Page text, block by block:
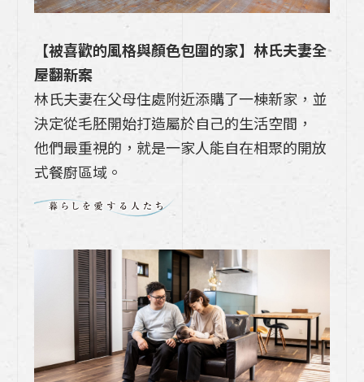
2026 居家新年開運6大撇步！空間改變這
6項，運勢自然跟著轉好!
【04熱愛生活的人x TAKARA琺瑯廚具】
注重天然材料和開放感的空間
【03熱愛生活的人x TAKARA琺瑯廚具】
家庭可以渡過美好時光的生活
代同堂全家歡
【01熱愛生活的人&TAKARA琺瑯廚具】在
退休之後懂得開始享受人生
什麼樣的室內設計適合我家呢?裝潢攻
略!!2025 空間設計案例，新屋/翻修/自地
【被喜歡的風格與顏色包圍的家】林氏夫妻全
屋翻新案
林氏夫妻在父母住處附近添購了一棟新家，並
決定從毛胚開始打造屬於自己的生活空間，
他們最重視的，就是一家人能自在相聚的開放
式餐廚區域。